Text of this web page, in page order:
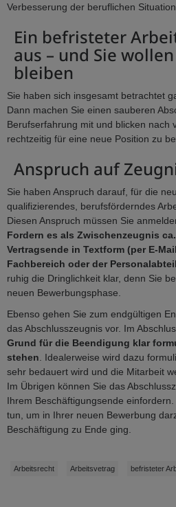
Verbesserung der beruflichen Situation.
Ein befristeter
aus – und Sie
bleiben
Sie haben sich insgesamt betrachtet
Dann machen Sie einen sauberen
Berufserfahrung mit und blicken nach
rechtzeitig für eine neue Position zu
Anspruch auf
Sie haben Anspruch darauf, für die
qualifizierendes, berufsförderndes
Diesen Anspruch müssen Sie
Fordern es als Zwischenzeugnis
Vertragsende in Textform (per E-
Fachbereich oder der
ruhig die Dringlichkeit klar, denn Sie
neuen Bewerbungsphase.
Ebenso gehen Sie zum endgültigen
das Abschlusszeugnis vor. Im
Grund für die Beendigung klar
stehen . Idealerweise wird dazu
sehr bedauert wird und die Mitarbeit
Im Übrigen können Sie das
Ihrem Beschäftigungsende
tun, um in Ihrer neuen Bewerbung
Beschäftigung zu Ende ging.
Arbeitsrecht Arbeitsvetrag befristeter